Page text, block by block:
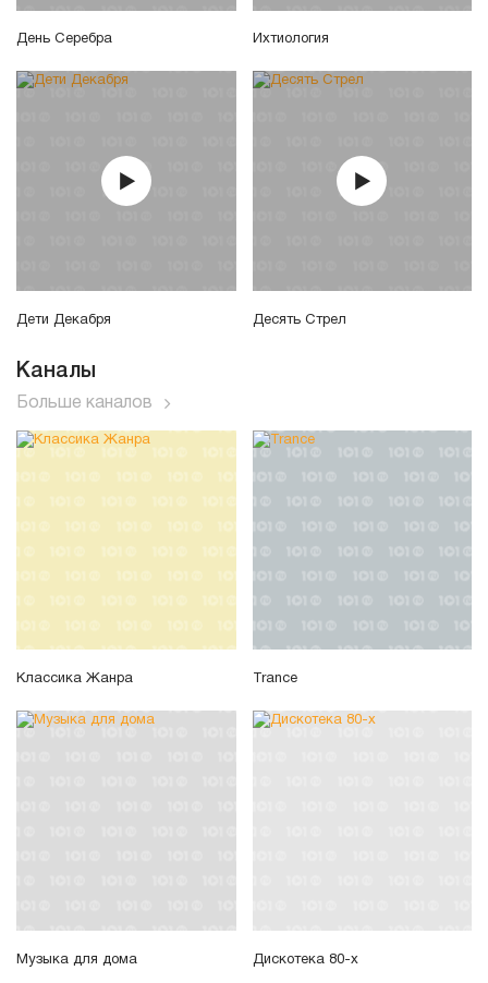
День Серебра Ихтиология
Дети Декабря Десять Стрел
Каналы
Больше каналов
Классика Жанра Trance
Музыка для дома Дискотека 80-х